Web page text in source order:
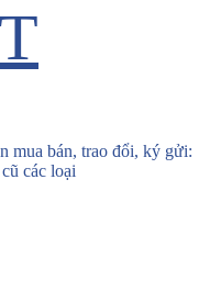
bán, trao đổi, ký gửi:
các loại